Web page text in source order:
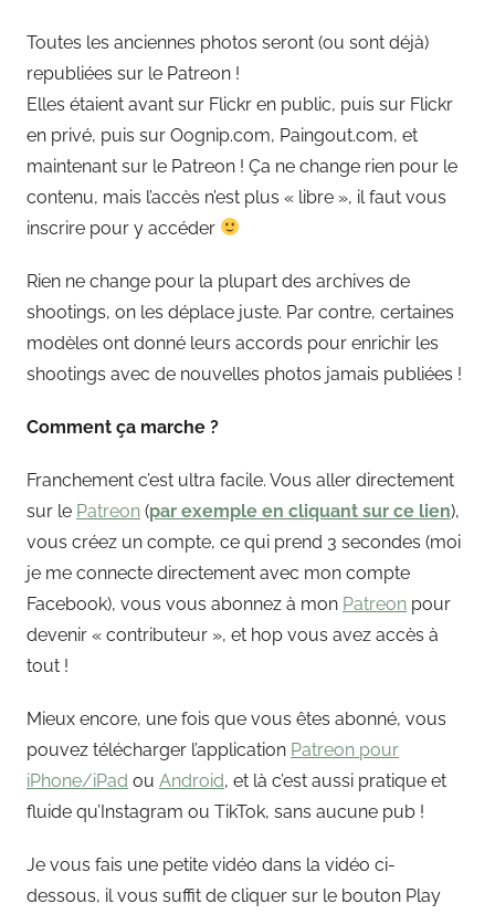
Toutes les anciennes photos seront (ou sont déjà)
republiées sur le Patreon !
Elles étaient avant sur Flickr en public, puis sur Flickr
en privé, puis sur Oognip.com, Paingout.com, et
maintenant sur le Patreon ! Ça ne change rien pour le
contenu, mais l’accès n’est plus « libre », il faut vous
inscrire pour y accéder
Rien ne change pour la plupart des archives de
shootings, on les déplace juste. Par contre, certaines
modèles ont donné leurs accords pour enrichir les
shootings avec de nouvelles photos jamais publiées !
Comment ça marche ?
Franchement c’est ultra facile. Vous aller directement
sur le Patreon (par exemple en cliquant sur ce lien),
vous créez un compte, ce qui prend 3 secondes (moi
je me connecte directement avec mon compte
Facebook), vous vous abonnez à mon Patreon pour
devenir « contributeur », et hop vous avez accès à
tout !
Mieux encore, une fois que vous êtes abonné, vous
pouvez télécharger l’application Patreon pour
iPhone/iPad ou Android, et là c’est aussi pratique et
fluide qu’Instagram ou TikTok, sans aucune pub !
Je vous fais une petite vidéo dans la vidéo ci-
dessous, il vous suffit de cliquer sur le bouton Play